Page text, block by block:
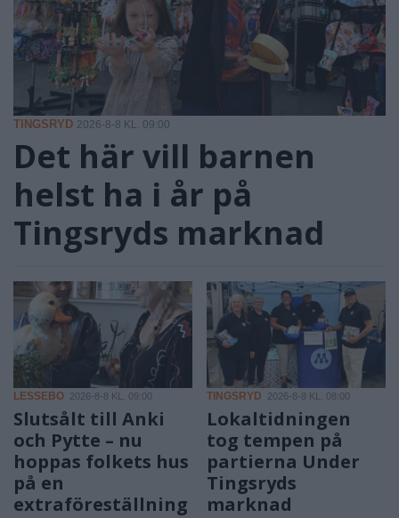
TINGSRYD 2026-8-8 KL. 09:00
Det här vill barnen
helst ha i år på
Tingsryds marknad
LESSEBO 2026-8-8 KL. 09:00
Slutsålt till Anki
och Pytte – nu
hoppas folkets hus
på en
extraföreställning
TINGSRYD 2026-8-8 KL. 08:00
Lokaltidningen
tog tempen på
partierna Under
Tingsryds
marknad